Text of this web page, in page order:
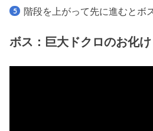
階段を上がって先に進むとボ
ボス：巨大ドクロのお化け